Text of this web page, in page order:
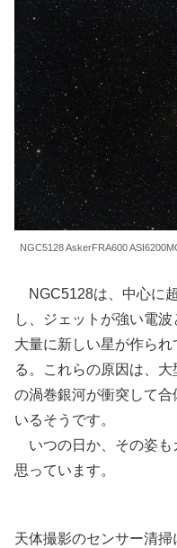
NGC5128 AskerFRA600
NGC5128は、中心に
し、ジェットが強い電波
大量に新しい星が作ら
る。これらの原因は、
の渦巻銀河が衝突して
いるそうです。
いつの日か、その姿も
思っています。
天体撮影のセンサー清